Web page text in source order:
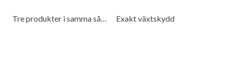
Tre produkter i samma såmaskin Exakt växtskydd